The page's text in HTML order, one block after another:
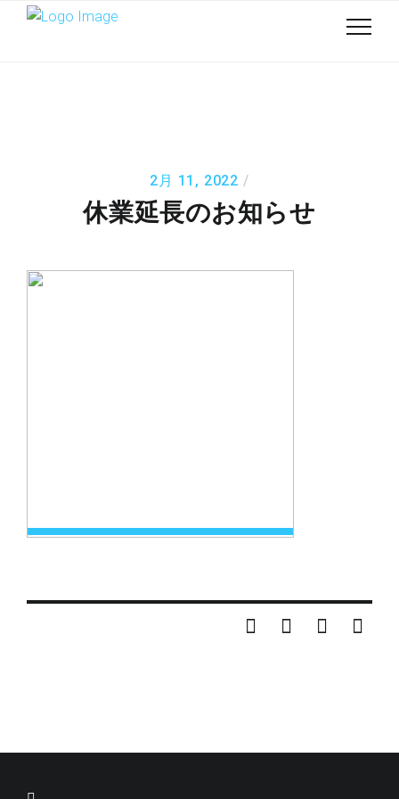
2月 11, 2022
休業延長のお知らせ